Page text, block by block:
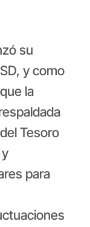
su
y como
la
Tesoro
para